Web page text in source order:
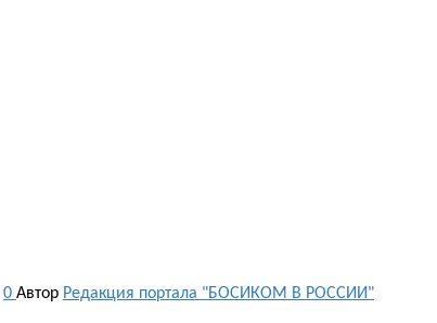
0 Автор Редакция портала "БОСИКОМ В РОССИИ"